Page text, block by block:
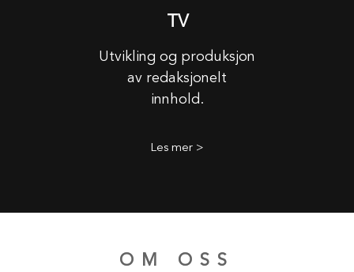
TV
Utvikling og produksjon
av redaksjonelt
innhold.
Les mer >
OM OSS